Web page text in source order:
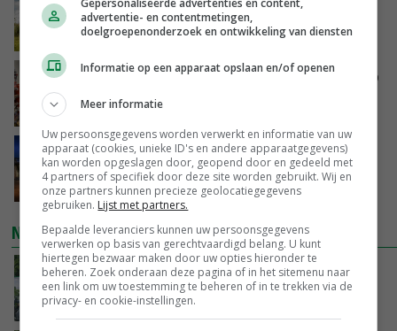
overkant’
VANDAAG, 15:30
Oorlogen en El Niño stuwen voedselprijzen op
VANDAAG, 15:04
Nettowinst Royal A-ware onder druk ondanks
hogere omzet
VANDAAG, 14:35
NIEUWSTE VIDEO'S
Oekraïne-vlogger Kees Huizinga: ‘Bezoek van
de ambassade mag zelf groente plukken’
VANDAAG, 12:00
Gepersonaliseerde advertenties en content,
advertentie- en contentmetingen,
doelgroepenonderzoek en ontwikkeling van diensten
Informatie op een apparaat opslaan en/of openen
Meer informatie
Uw persoonsgegevens worden verwerkt en informatie van uw
apparaat (cookies, unieke ID's en andere apparaatgegevens)
kan worden opgeslagen door, geopend door en gedeeld met
4 partners of specifiek door deze site worden gebruikt. Wij en
onze partners kunnen precieze geolocatiegegevens
gebruiken. Lijst met partners.
Bepaalde leveranciers kunnen uw persoonsgegevens
verwerken op basis van gerechtvaardigd belang. U kunt
hiertegen bezwaar maken door uw opties hieronder te
beheren. Zoek onderaan deze pagina of in het sitemenu naar
een link om uw toestemming te beheren of in te trekken via de
privacy- en cookie-instellingen.